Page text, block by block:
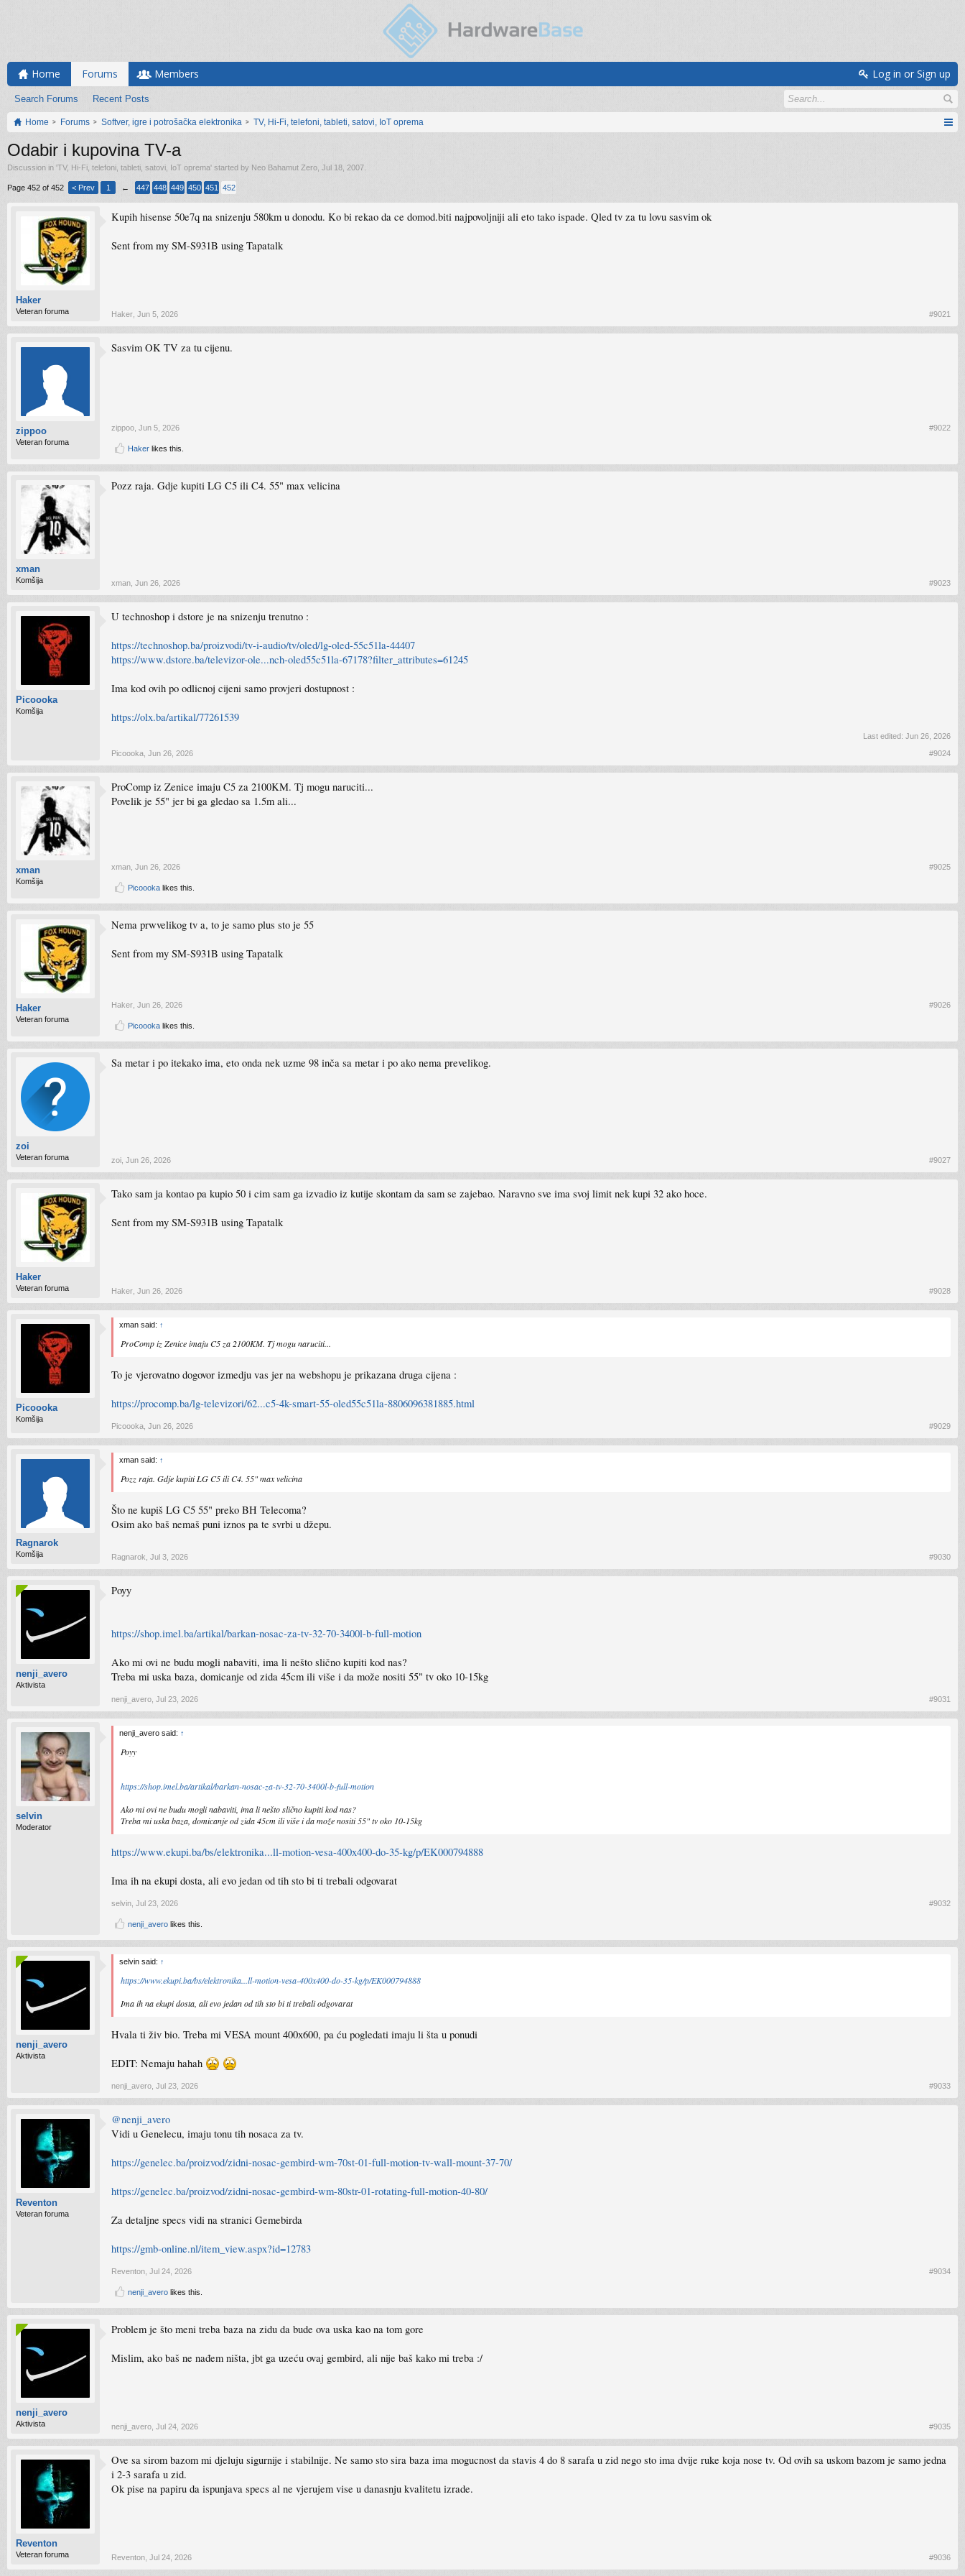
Home Forums
Search Forums Recent Posts
Members Log in or Sign up
Home Forums Softver, igre i potrošačka elektronika TV, Hi-Fi, telefoni, tableti, satovi, IoT oprema
Odabir i kupovina TV-a
Discussion in 'TV, Hi-Fi, telefoni, tableti, satovi, IoT oprema' started by Neo Bahamut Zero Jul 18, 2007
Page 452 of 452 < Prev 1 ← 447 448 449 450 451 452
Haker
Veteran foruma
Kupih hisense 50e7q na snizenju 580km u donodu. Ko bi rekao da ce domod.biti najpovoljniji ali eto tako ispade. Qled tv za tu lovu sasvim ok
Sent from my SM-S931B using Tapatalk
Haker Jun 5, 2026 #9021
zippoo
Veteran foruma
Sasvim OK TV za tu cijenu.
zippoo Jun 5, 2026 #9022
Haker likes this.
xman
Komšija
Pozz raja. Gdje kupiti LG C5 ili C4. 55" max velicina
xman Jun 26, 2026 #9023
Picoooka
Komšija
U technoshop i dstore je na snizenju trenutno :
https://technoshop.ba/proizvodi/tv-i-audio/tv/oled/lg-oled-55c51la-44407
https://www.dstore.ba/televizor-ole...nch-oled55c51la-67178?filter_attributes=61245
Ima kod ovih po odlicnoj cijeni samo provjeri dostupnost :
https://olx.ba/artikal/77261539
Last edited: Jun 26, 2026
Picoooka Jun 26, 2026 #9024
xman
Komšija
ProComp iz Zenice imaju C5 za 2100KM. Tj mogu naruciti...
Povelik je 55" jer bi ga gledao sa 1.5m ali...
xman Jun 26, 2026 #9025
Picoooka likes this.
Haker
Veteran foruma
Nema prwvelikog tv a, to je samo plus sto je 55
Sent from my SM-S931B using Tapatalk
Haker Jun 26, 2026 #9026
Picoooka likes this.
zoi
Veteran foruma
Sa metar i po itekako ima, eto onda nek uzme 98 inča sa metar i po ako nema prevelikog.
zoi Jun 26, 2026 #9027
Haker
Veteran foruma
Tako sam ja kontao pa kupio 50 i cim sam ga izvadio iz kutije skontam da sam se zajebao. Naravno sve ima svoj limit nek kupi 32 ako hoce.
Sent from my SM-S931B using Tapatalk
Haker Jun 26, 2026 #9028
Picoooka
Komšija
xman said: ↑
ProComp iz Zenice imaju C5 za 2100KM. Tj mogu naruciti...
To je vjerovatno dogovor izmedju vas jer na webshopu je prikazana druga cijena :
https://procomp.ba/lg-televizori/62...c5-4k-smart-55-oled55c51la-8806096381885.html
Picoooka Jun 26, 2026 #9029
Ragnarok
Komšija
xman said: ↑
Pozz raja. Gdje kupiti LG C5 ili C4. 55" max velicina
Što ne kupiš LG C5 55" preko BH Telecoma?
Osim ako baš nemaš puni iznos pa te svrbi u džepu.
Ragnarok Jul 3, 2026 #9030
nenji_avero
Aktivista
Poyy
https://shop.imel.ba/artikal/barkan-nosac-za-tv-32-70-3400l-b-full-motion
Ako mi ovi ne budu mogli nabaviti, ima li nešto slično kupiti kod nas?
Treba mi uska baza, domicanje od zida 45cm ili više i da može nositi 55" tv oko 10-15kg
nenji_avero Jul 23, 2026 #9031
selvin
Moderator
nenji_avero said: ↑
Poyy
https://shop.imel.ba/artikal/barkan-nosac-za-tv-32-70-3400l-b-full-motion
Ako mi ovi ne budu mogli nabaviti, ima li nešto slično kupiti kod nas?
Treba mi uska baza, domicanje od zida 45cm ili više i da može nositi 55" tv oko 10-15kg
https://www.ekupi.ba/bs/elektronika...ll-motion-vesa-400x400-do-35-kg/p/EK000794888
Ima ih na ekupi dosta, ali evo jedan od tih sto bi ti trebali odgovarat
selvin Jul 23, 2026 #9032
nenji_avero likes this.
nenji_avero
Aktivista
selvin said: ↑
https://www.ekupi.ba/bs/elektronika...ll-motion-vesa-400x400-do-35-kg/p/EK000794888
Ima ih na ekupi dosta, ali evo jedan od tih sto bi ti trebali odgovarat
Hvala ti živ bio. Treba mi VESA mount 400x600, pa ću pogledati imaju li šta u ponudi
EDIT: Nemaju hahah
nenji_avero Jul 23, 2026 #9033
Reventon
Veteran foruma
@nenji_avero
Vidi u Genelecu, imaju tonu tih nosaca za tv.
https://genelec.ba/proizvod/zidni-nosac-gembird-wm-70st-01-full-motion-tv-wall-mount-37-70/
https://genelec.ba/proizvod/zidni-nosac-gembird-wm-80str-01-rotating-full-motion-40-80/
Za detaljne specs vidi na stranici Gemebirda
https://gmb-online.nl/item_view.aspx?id=12783
Reventon Jul 24, 2026 #9034
nenji_avero likes this.
nenji_avero
Aktivista
Problem je što meni treba baza na zidu da bude ova uska kao na tom gore
Mislim, ako baš ne nađem ništa, jbt ga uzeću ovaj gembird, ali nije baš kako mi treba :/
nenji_avero Jul 24, 2026 #9035
Reventon
Veteran foruma
Ove sa sirom bazom mi djeluju sigurnije i stabilnije. Ne samo sto sira baza ima mogucnost da stavis 4 do 8 sarafa u zid nego sto ima dvije ruke koja nose tv. Od ovih sa uskom bazom je samo jedna
i 2-3 sarafa u zid.
Ok pise na papiru da ispunjava specs al ne vjerujem vise u danasnju kvalitetu izrade.
Reventon Jul 24, 2026 #9036